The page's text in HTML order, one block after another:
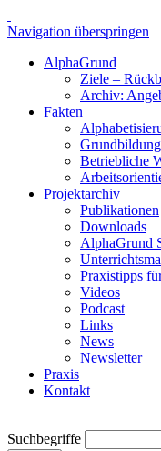
Navigation überspringen
AlphaGrund
Ziele –
Archiv:
Fakten
Betriebliche
Projektarchiv
Publikationen
Downloads
AlphaGrund
Praxistipps
Videos
Podcast
Links
News
Newsletter
Praxis
Kontakt
Suchbegriffe